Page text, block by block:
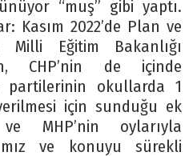
“muş” gibi yaptı.
Kasım 2022’de Plan ve
Milli Eğitim Bakanlığı
CHP’nin de içinde
partilerinin okullarda 1
için sunduğu ek
MHP’nin oylarıyla
ve konuyu sürekli